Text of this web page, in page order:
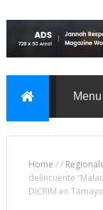
Home //
delincuente
DICRIM en